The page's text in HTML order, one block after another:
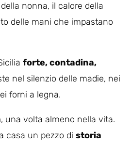
nonna, il calore della
delle mani che impastano
forte, contadina,
nel silenzio delle madie, nei
forni a legna.
, una volta almeno nella vita.
casa un pezzo di storia